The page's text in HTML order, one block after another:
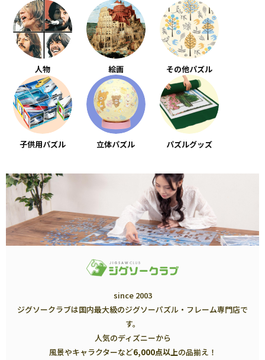
人物 絵画 その他パズル
子供用パズル 立体パズル パズルグッズ
since 2003
ジグソークラブは国内最大級のジグソーパズル・フレーム専門店で
す。
人気のディズニーから
風景やキャラクターなど6,000点以上の品揃え！